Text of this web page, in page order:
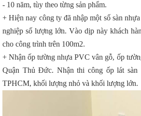
- 10 năm, tùy theo từng sản phẩm.
+ Hiện nay công ty đã nhập một số sàn
nghiệp số lượng lớn. Vào dịp này khách
cho công trình trên 100m2.
+ Nhận ốp tường nhựa PVC vân gỗ, ốp
Quận Thủ Đức. Nhận thi công ốp lát
TPHCM, khối lượng nhỏ và khối lượng lớn.